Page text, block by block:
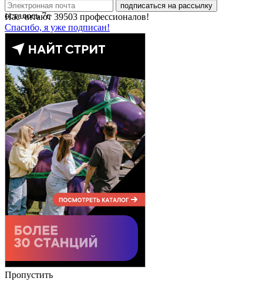
подписаться на рассылку
Нас читают 39503 профессионалов!
Спасибо, я уже подписан!
осталось7с
Пропустить